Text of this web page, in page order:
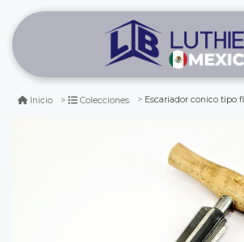
Inicio Colecciones Escariador conico tipo flauta para puntal de